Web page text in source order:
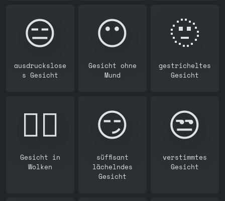
😑
ausdruckslose
s Gesicht
😶
Gesicht ohne
Mund
🫥
gestricheltes
Gesicht
😶‍🌫️
Gesicht in
Wolken
😏
süffisant
lächelndes
Gesicht
😒
verstimmtes
Gesicht